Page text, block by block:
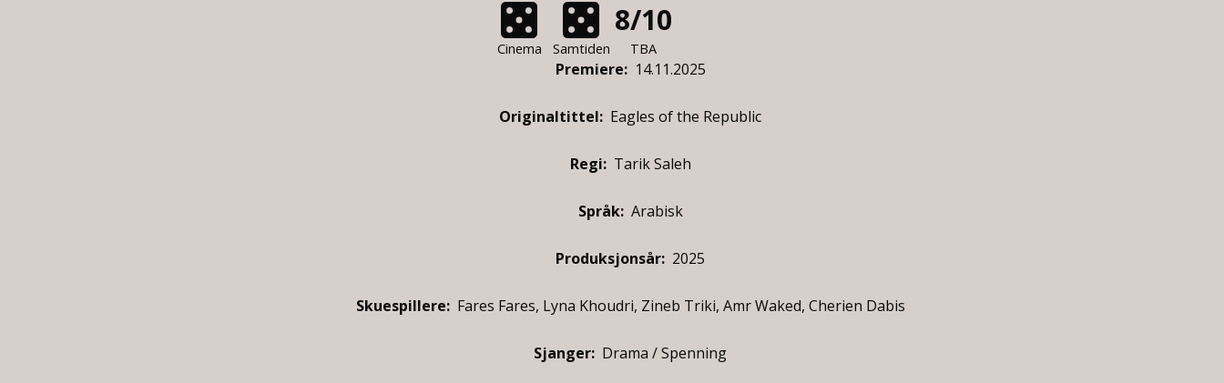
Cinema Samtiden
8/10
TBA
Premiere: 14.11.2025
Originaltittel: Eagles of the Republic
Regi: Tarik Saleh
Språk: Arabisk
Produksjonsår: 2025
Skuespillere: Fares Fares, Lyna Khoudri, Zineb Triki, Amr Waked, Cherien Dabis
Sjanger: Drama / Spenning